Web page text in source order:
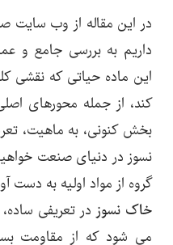
در این مقاله از وب سایت
داریم به بررسی جامع و
این ماده حیاتی که نقشی
کند، از جمله محورهای
بخش کنونی، به ماهیت،
نسوز در دنیای صنعت
گروه از مواد اولیه به دست
خاک نسوز در تعریفی
می شود که از مقاومت